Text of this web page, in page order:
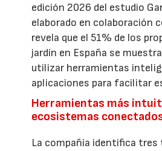
edición 2026 del estudio
elaborado en colaboración
revela que el 51% de los
jardín en España se
utilizar herramientas
aplicaciones para facilitar
Herramientas más
ecosistemas
La compañía identifica tres